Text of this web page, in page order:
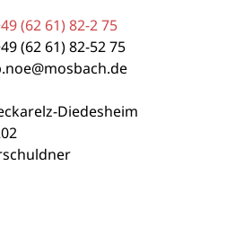
(62 61) 82-275
(6261) 82-5275
Diedesheim